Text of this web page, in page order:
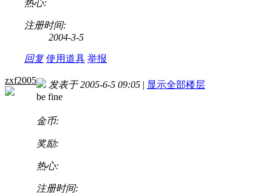
热心:
注册时间:
2004-3-5
回复 使用道具 举报
zxf2005 发表于 2005-6-5 09:05 | 显示全部楼层
be fine
金币:
奖励:
热心:
注册时间: